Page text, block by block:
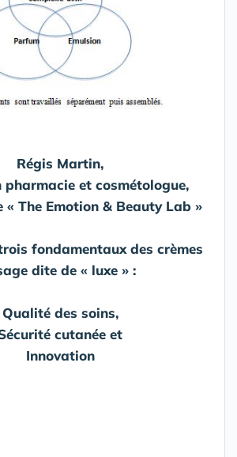
Régis Martin,
pharmacie et cosmétologue,
The Emotion & Beauty Lab »
fondamentaux des crèmes
dite de « luxe » :
Qualité des soins,
cutanée et
Innovation